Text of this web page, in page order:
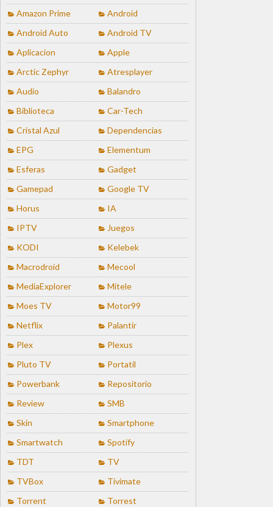
Amazon Prime
Android
Android Auto
Android TV
Aplicacion
Apple
Arctic Zephyr
Atresplayer
Audio
Balandro
Biblioteca
Car-Tech
Cristal Azul
Dependencias
EPG
Elementum
Esferas
Gadget
Gamepad
Google TV
Horus
IA
IPTV
Juegos
KODI
Kelebek
Macrodroid
Mecool
MediaExplorer
Mitele
Moes TV
Motor99
Netflix
Palantir
Plex
Plexus
Pluto TV
Portatil
Powerbank
Repositorio
Review
SMB
Skin
Smartphone
Smartwatch
Spotify
TDT
TV
TVBox
Tivimate
Torrent
Torrest